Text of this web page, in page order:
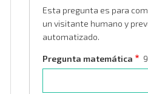
Esta pregunta es para
un visitante humano y
automatizado.
Pregunta matemática